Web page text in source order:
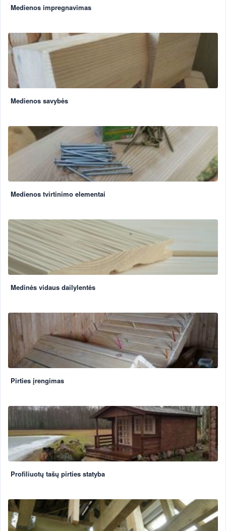
Medienos impregnavimas
Medienos savybės
Medienos tvirtinimo elementai
Medinės vidaus dailylentės
Pirties įrengimas
Profiliuotų tašų pirties statyba